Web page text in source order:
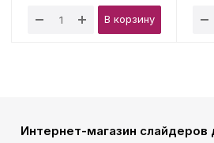
В корзину
Интернет-магазин слайдеров